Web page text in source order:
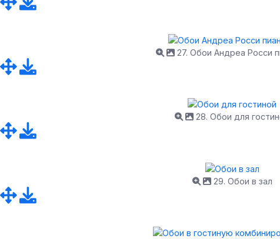
27. Обои Андреа Росси
28. Обои для
29. Обои в зал